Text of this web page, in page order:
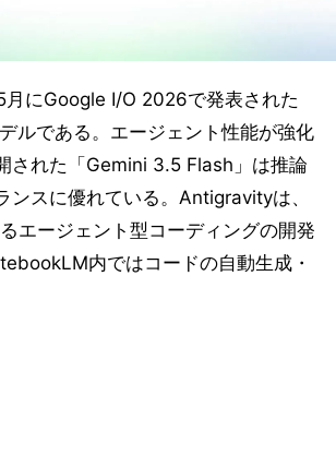
にGoogle I/O 2026で発表された
ルである。エージェント性能が強化
された「Gemini 3.5 Flash」は推論
ンスに優れている。Antigravityは、
エージェント型コーディングの開発
内ではコードの自動生成・